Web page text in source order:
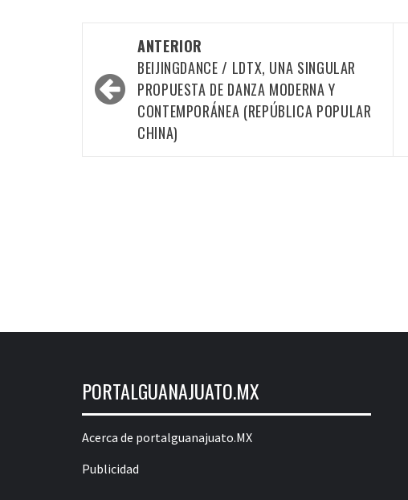
Navegación
por
las
entradas
ANTERIOR
BEIJINGDANCE / LDTX, UNA SINGULAR
PROPUESTA DE DANZA MODERNA Y
CONTEMPORÁNEA (REPÚBLICA POPULAR
CHINA)
PORTALGUANAJUATO.MX
Acerca de portalguanajuato.MX
Publicidad